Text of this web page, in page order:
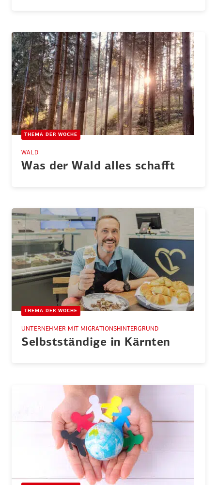
THEMA DER WOCHE
WALD
Was der Wald alles schafft
THEMA DER WOCHE
UNTERNEHMER MIT MIGRATIONSHINTERGRUND
Selbst­ständige in Kärnten